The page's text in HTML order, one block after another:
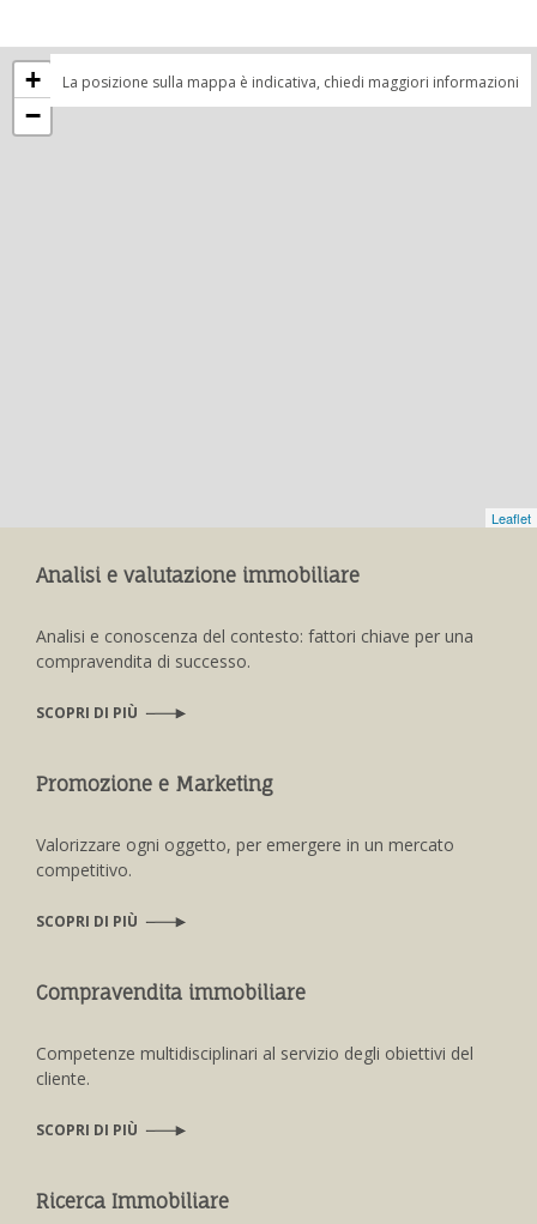
La posizione sulla mappa è indicativa, chiedi maggiori informazioni
+
−
Leaflet
Analisi e valutazione immobiliare
Analisi e conoscenza del contesto: fattori chiave per una
compravendita di successo.
SCOPRI DI PIÙ
Promozione e Marketing
Valorizzare ogni oggetto, per emergere in un mercato
competitivo.
SCOPRI DI PIÙ
Compravendita immobiliare
Competenze multidisciplinari al servizio degli obiettivi del
cliente.
SCOPRI DI PIÙ
Ricerca Immobiliare